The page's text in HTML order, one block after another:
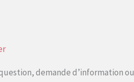
demande d’information ou